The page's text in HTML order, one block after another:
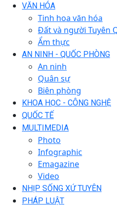
VĂN HÓA
Tinh hoa văn hóa
Đất và người Tuyên
Ẩm thực
AN NINH - QUỐC PHÒNG
An ninh
Quân sự
Biên phòng
KHOA HỌC - CÔNG NGHỆ
QUỐC TẾ
MULTIMEDIA
Photo
Infographic
Emagazine
Video
NHỊP SỐNG XỨ TUYÊN
PHÁP LUẬT